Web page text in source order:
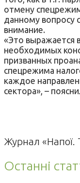
отмену
данному вопросу
внимание.
«Это выражается
необходимых
призванных
спецрежима
каждое
сектора», –
Журнал «Напої.
Останні